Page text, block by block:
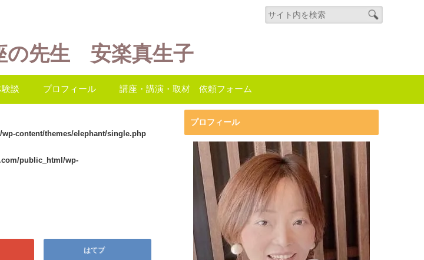
の先生 安楽真生子
談 プロフィール 講座・講演・取材 依頼フォーム
content/themes/elephant/single.php
public_html/wp-
はてブ
プロフィール